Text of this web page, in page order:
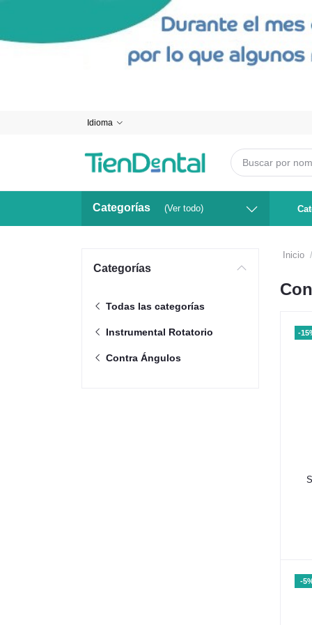
Idioma
Categorías (Ver todo)
Categorías
Todas las categorías
Instrumental Rotatorio
Contra Ángulos
Inicio
-
-